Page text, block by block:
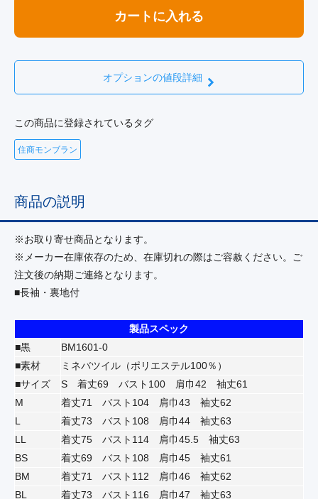
カートに入れる
オプションの値段詳細
この商品に登録されているタグ
住商モンブラン
商品の説明
※お取り寄せ商品となります。
※メーカー在庫依存のため、在庫切れの際はご容赦ください。ご
注文後の納期ご連絡となります。
■長袖・裏地付
製品スペック
■黒
BM1601-0
■素材
ミネバツイル（ポリエステル100％）
■サイズ
S 着丈69 バスト100 肩巾42 袖丈61
M
着丈71 バスト104 肩巾43 袖丈62
L
着丈73 バスト108 肩巾44 袖丈63
LL
着丈75 バスト114 肩巾45.5 袖丈63
BS
着丈69 バスト108 肩巾45 袖丈61
BM
着丈71 バスト112 肩巾46 袖丈62
BL
着丈73 バスト116 肩巾47 袖丈63